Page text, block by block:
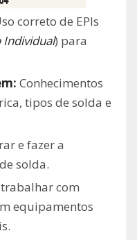
correto de EPIs
Individual) para
Conhecimentos
tipos de solda e
e fazer a
solda.
com
equipamentos